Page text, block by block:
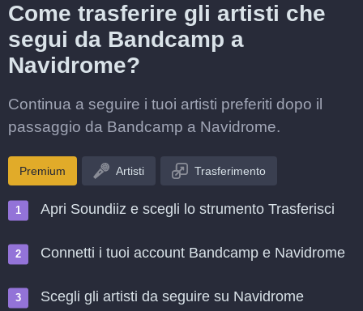
Come trasferire gli artisti che
segui da Bandcamp a
Navidrome?
Continua a seguire i tuoi artisti preferiti dopo il
passaggio da Bandcamp a Navidrome.
Premium Artisti Trasferimento
Apri Soundiiz e scegli lo strumento Trasferisci
Connetti i tuoi account Bandcamp e Navidrome
Scegli gli artisti da seguire su Navidrome